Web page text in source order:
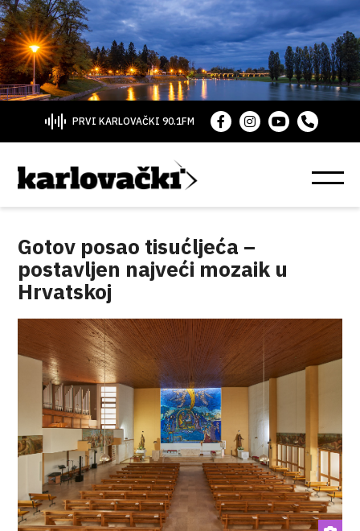
PRVI KARLOVAČKI 90.1FM
Gotov posao tisućljeća –
postavljen najveći mozaik u
Hrvatskoj